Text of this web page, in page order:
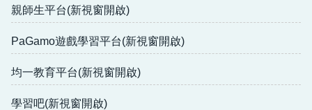
親師生平台(新視窗開啟)
PaGamo遊戲學習平台(新視窗開啟)
均一教育平台(新視窗開啟)
學習吧(新視窗開啟)